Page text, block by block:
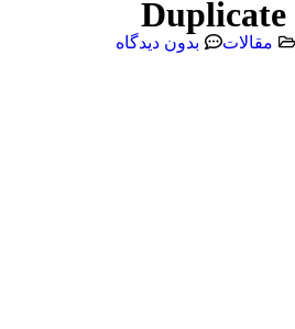
Duplicate
مقالات بدون دیدگاه